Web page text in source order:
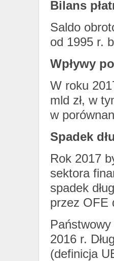
Bilans
Saldo
od 1995 r.
Wpływy
W roku
mld zł, w
w
Spadek
Rok 2017
sektora
spadek
przez OFE
Państwowy
2016 r.
(definicja